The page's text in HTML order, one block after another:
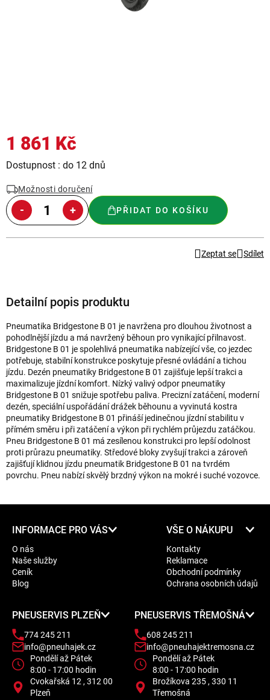
1 861 Kč
Měrná
Dostupnost : do 12 dnů
Možnosti doručení
PŘIDAT DO KOŠÍKU
Zeptat se Sdílet
Detailní popis produktu
Pneumatika Bridgestone B 01 je navržena pro dlouhou životnost a
pohodlnější jízdu a má navržený běhoun pro vynikající přilnavost.
Bridgestone B 01 je spolehlivá pneumatika nabízející vše, co jezdec
potřebuje, stabilní konstrukce poskytuje přesné ovládání a tichou
jízdu. Dezén pneumatiky Bridgestone B 01 zajišťuje lepší trakci a
maximalizuje jízdní komfort. Nízký valivý odpor pneumatiky
Bridgestone B 01 snižuje spotřebu paliva. Precizní zatáčení, moderní
dezén, speciální uspořádání drážek běhounu a vyvinutá kostra
pneumatiky Bridgestone B 01 přináší jedinečnou jízdní stabilitu v
přímém směru i při zatáčení a výkon při rychlém průjezdu zatáčkou.
Pneu Bridgestone B 01 má zesílenou konstrukci pro lepší odolnost
proti průrazu pneumatiky. Středové bloky zvyšují trakci a zároveň
zajišťují klidnou jízdu pneumatik Bridgestone B 01 na tvrdém
povrchu. Pneu nabízí skvělý brzdný výkon na mokré i suché vozovce.
INFORMACE PRO VÁS
O nás
Naše služby
Ceník
Blog
VŠE O NÁKUPU
Kontakty
Reklamace
Obchodní podmínky
Ochrana osobních údajů
PNEUSERVIS PLZEŇ
774 245 211
info@pneuhajek.cz
Pondělí až Pátek
8:00 - 17:00 hodin
Cvokařská 12 , 312 00
Plzeň
PNEUSERVIS TŘEMOŠNÁ
608 245 211
info@pneuhajektremosna.cz
Pondělí až Pátek
8:00 - 17:00 hodin
Brožíkova 235 , 330 11
Třemošná